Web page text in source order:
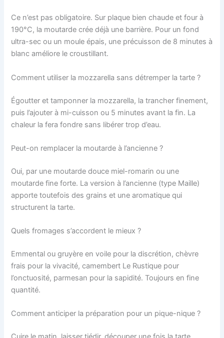
Ce n’est pas obligatoire. Sur plaque bien chaude et four à
190°C, la moutarde crée déjà une barrière. Pour un fond
ultra-sec ou un moule épais, une précuisson de 8 minutes à
blanc améliore le croustillant.
Comment utiliser la mozzarella sans détremper la tarte ?
Égoutter et tamponner la mozzarella, la trancher finement,
puis l’ajouter à mi-cuisson ou 5 minutes avant la fin. La
chaleur la fera fondre sans libérer trop d’eau.
Peut-on remplacer la moutarde à l’ancienne ?
Oui, par une moutarde douce miel-romarin ou une
moutarde fine forte. La version à l’ancienne (type Maille)
apporte toutefois des grains et une aromatique qui
structurent la tarte.
Quels fromages s’accordent le mieux ?
Emmental ou gruyère en voile pour la discrétion, chèvre
frais pour la vivacité, camembert Le Rustique pour
l’onctuosité, parmesan pour la sapidité. Toujours en fine
quantité.
Comment anticiper la préparation pour un pique-nique ?